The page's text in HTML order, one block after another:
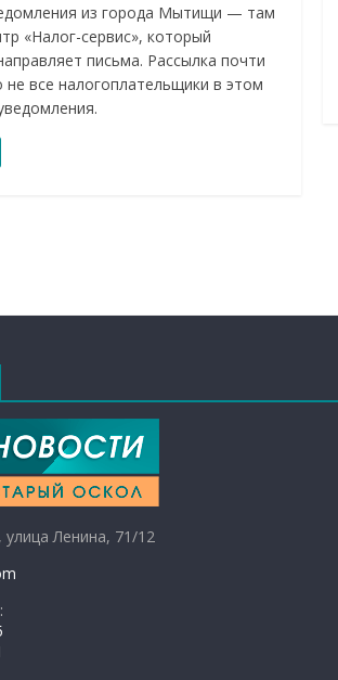
из города Мытищи — там
«Налог-сервис», который
письма. Рассылка почти
все налогоплательщики в этом
улица Ленина, 71/12